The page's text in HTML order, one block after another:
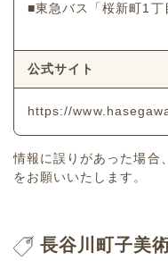
■東急バス「桜新町1
公式サイト
https://
情報に誤りがあった場合、
をお願いいたします。
長谷川町子美